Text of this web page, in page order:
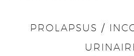
PROLAPSUS /